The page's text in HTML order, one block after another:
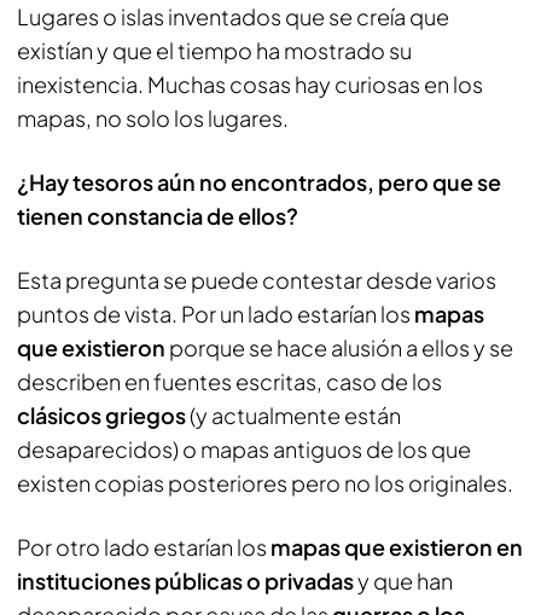
Lugares o islas inventados que se creía que
existían y que el tiempo ha mostrado su
inexistencia. Muchas cosas hay curiosas en los
mapas, no solo los lugares.
¿Hay tesoros aún no encontrados, pero que se
tienen constancia de ellos?
Esta pregunta se puede contestar desde varios
puntos de vista. Por un lado estarían los mapas
que existieron porque se hace alusión a ellos y se
describen en fuentes escritas, caso de los
clásicos griegos(y actualmente están
desaparecidos) o mapas antiguos de los que
existen copias posteriores pero no los originales.
Por otro lado estarían los mapas que existieron en
instituciones públicas o privadasy que han